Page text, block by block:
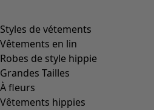
Styles de vétements
Vêtements en lin
Robes de style hippie
Grandes Tailles
À fleurs
Vêtements hippies